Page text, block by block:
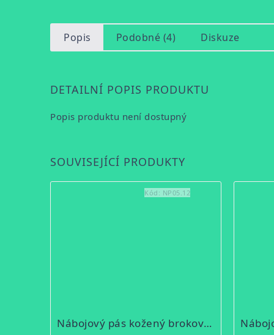
Popis Podobné (4) Diskuze
DETAILNÍ POPIS PRODUKTU
Popis produktu není dostupný
SOUVISEJÍCÍ PRODUKTY
Nábojový pás kožený brokový uzavřený
Kód: NP05.12